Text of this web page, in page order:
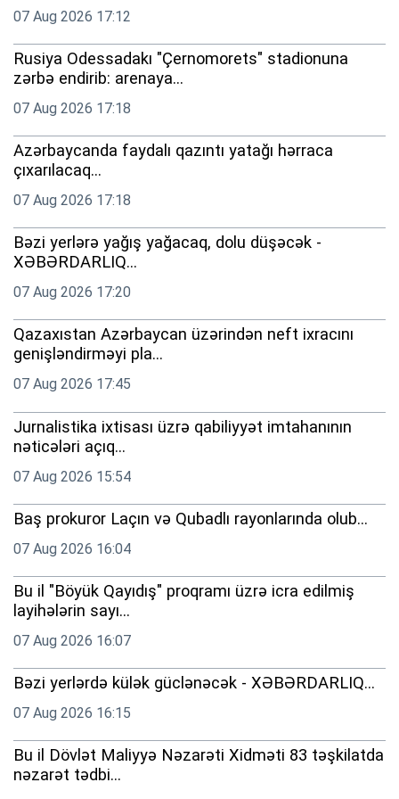
07 Aug 2026 17:12
Rusiya Odessadakı "Çernomorets" stadionuna
zərbə endirib: arenaya...
07 Aug 2026 17:18
Azərbaycanda faydalı qazıntı yatağı hərraca
çıxarılacaq...
07 Aug 2026 17:18
Bəzi yerlərə yağış yağacaq, dolu düşəcək -
XƏBƏRDARLIQ...
07 Aug 2026 17:20
Qazaxıstan Azərbaycan üzərindən neft ixracını
genişləndirməyi pla...
07 Aug 2026 17:45
Jurnalistika ixtisası üzrə qabiliyyət imtahanının
nəticələri açıq...
07 Aug 2026 15:54
Baş prokuror Laçın və Qubadlı rayonlarında olub...
07 Aug 2026 16:04
Bu il "Böyük Qayıdış" proqramı üzrə icra edilmiş
layihələrin sayı...
07 Aug 2026 16:07
Bəzi yerlərdə külək güclənəcək - XƏBƏRDARLIQ...
07 Aug 2026 16:15
Bu il Dövlət Maliyyə Nəzarəti Xidməti 83 təşkilatda
nəzarət tədbi...